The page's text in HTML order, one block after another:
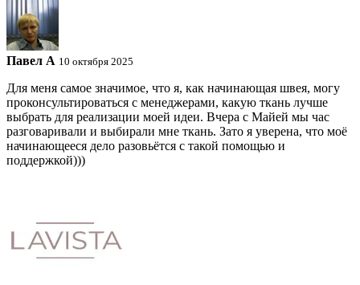
Павел A 10 октября 2025
Для меня самое значимое, что я, как начинающая швея, могу
проконсультироваться с менеджерами, какую ткань лучше
выбрать для реализации моей идеи. Вчера с Майей мы час
разговаривали и выбирали мне ткань. Зато я уверена, что моё
начинающееся дело разовьётся с такой помощью и
поддержкой)))